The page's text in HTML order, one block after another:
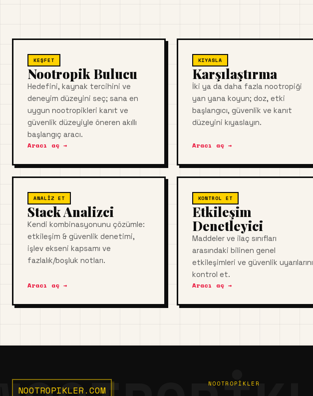
KEŞFET
Nootropik Bulucu
Hedefini, kaynak tercihini ve
deneyim düzeyini seç; sana en
uygun nootropikleri kanıt ve
güvenlik düzeyiyle öneren akıllı
başlangıç aracı.
Aracı aç →
KIYASLA
Karşılaştırma
İki ya da daha fazla nootropiği
yan yana koyun; doz, etki
başlangıcı, güvenlik ve kanıt
düzeyini kıyaslayın.
Aracı aç →
ANALIZ ET
Stack Analizci
Kendi kombinasyonunu çözümle:
etkileşim & güvenlik denetimi,
işlev ekseni kapsamı ve
fazlalık/boşluk notları.
Aracı aç →
KONTROL ET
Etkileşim
Denetleyici
Maddeler ve ilaç sınıfları
arasındaki bilinen genel
etkileşimleri ve güvenlik uyarılarını
kontrol et.
Aracı aç →
NOOTROPIKLER.COM
NOOTROPIKLER